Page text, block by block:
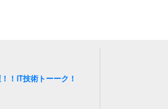
！IT技術トーーク！